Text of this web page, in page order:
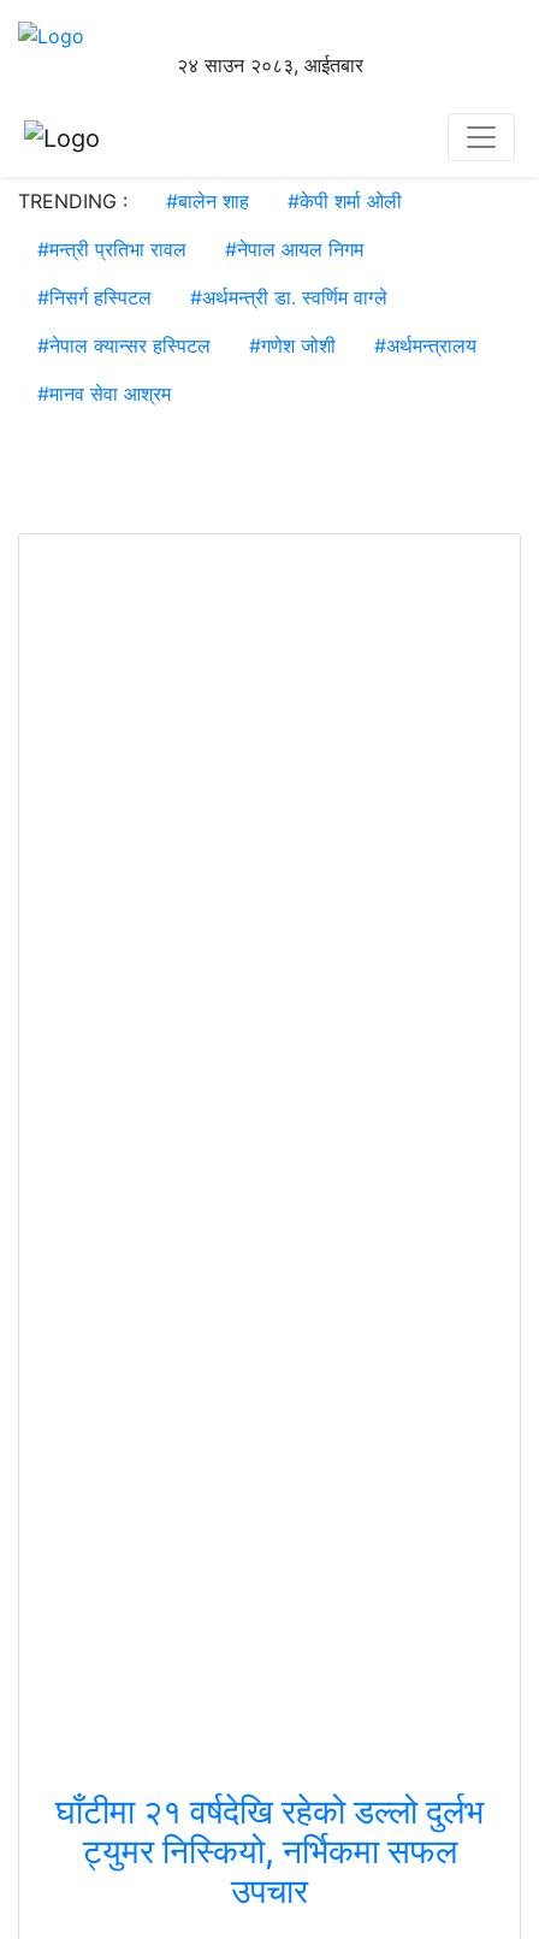
२४ साउन २०८३, आईतबार
TRENDING : #बालेन शाह #केपी शर्मा ओली
#मन्त्री प्रतिभा रावल #नेपाल आयल निगम
#निसर्ग हस्पिटल #अर्थमन्त्री डा. स्वर्णिम वाग्ले
#नेपाल क्यान्सर हस्पिटल #गणेश जोशी #अर्थमन्त्रालय
#मानव सेवा आश्रम
घाँटीमा २१ वर्षदेखि रहेको डल्लो दुर्लभ
ट्युमर निस्कियो, नर्भिकमा सफल
उपचार